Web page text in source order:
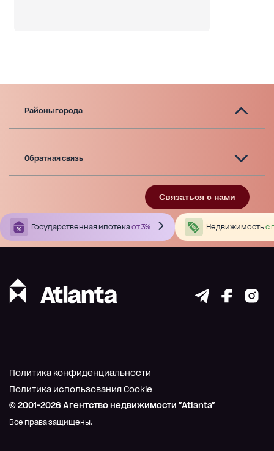
Районы города
Обратная связь
Связаться с нами
Государственная ипотекаот 3% Недвижимостьс
© 2001-2026 Агентство недвижимости "Atlanta"
Все права защищены.
Политика конфиденциальности
Политика использования Cookie